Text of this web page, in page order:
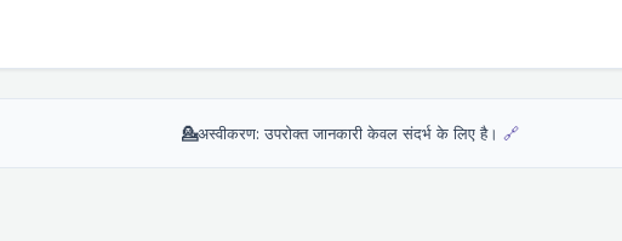
💁अस्वीकरण: उपरोक्त जानकारी केवल संदर्भ के लिए है। 🔗